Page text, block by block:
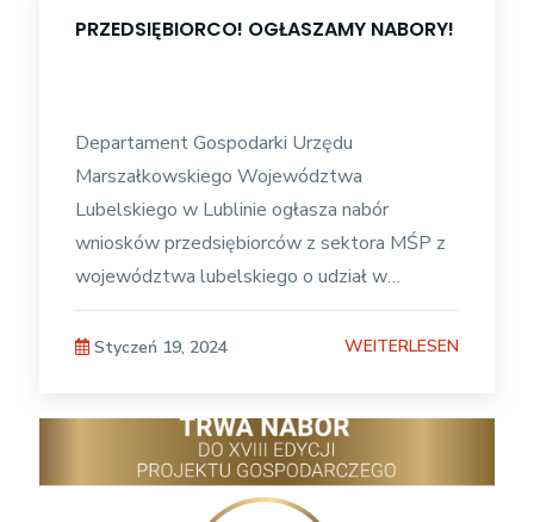
PRZEDSIĘBIORCO! OGŁASZAMY NABORY!
Departament Gospodarki Urzędu
Marszałkowskiego Województwa
Lubelskiego w Lublinie ogłasza nabór
wniosków przedsiębiorców z sektora MŚP z
województwa lubelskiego o udział w
wyjazdach na misje gospodarcze, wydarzenia
targowo - wystawiennicze
Styczeń 19, 2024 WEITERLESEN